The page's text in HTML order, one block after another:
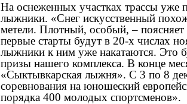
На оснеженных участках трассы уже
лыжники. «Снег искусственный
метели. Плотный, особый, –
первые старты будут в 20-х числах
лыжники к ним уже накатаются. Это
призы нашего комплекса. В конце
«Сыктывкарская лыжня». С 3 по 8
соревнования на юношеский
порядка 400 молодых спортсменов».